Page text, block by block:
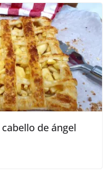
de ángel